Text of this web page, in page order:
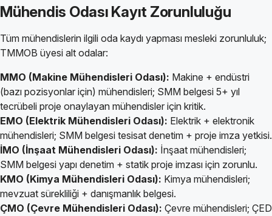
Mühendis Odası Kayıt Zorunluluğu
Tüm mühendislerin ilgili oda kaydı yapması mesleki zorunluluk;
TMMOB üyesi alt odalar:
MMO (Makine Mühendisleri Odası): Makine + endüstri
(bazı pozisyonlar için) mühendisleri; SMM belgesi 5+ yıl
tecrübeli proje onaylayan mühendisler için kritik.
EMO (Elektrik Mühendisleri Odası): Elektrik + elektronik
mühendisleri; SMM belgesi tesisat denetim + proje imza yetkisi.
İMO (İnşaat Mühendisleri Odası): İnşaat mühendisleri;
SMM belgesi yapı denetim + statik proje imzası için zorunlu.
KMO (Kimya Mühendisleri Odası): Kimya mühendisleri;
mevzuat sürekliliği + danışmanlık belgesi.
ÇMO (Çevre Mühendisleri Odası): Çevre mühendisleri; ÇED